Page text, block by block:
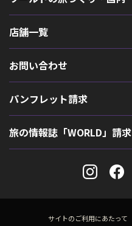
店舗一覧
お問い合わせ
パンフレット請求
旅の情報誌「WORLD」請求
サイトのご利用にあたって